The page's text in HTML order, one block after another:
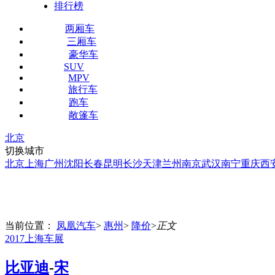
排行榜
两厢车
三厢车
豪华车
SUV
MPV
旅行车
跑车
敞篷车
北京
切换城市
北京 上海广州沈阳长春昆明长沙天津兰州南京武汉南宁重庆西
当前位置： 凤凰汽车> 惠州> 降价>正文
2017上海车展
比亚迪-宋